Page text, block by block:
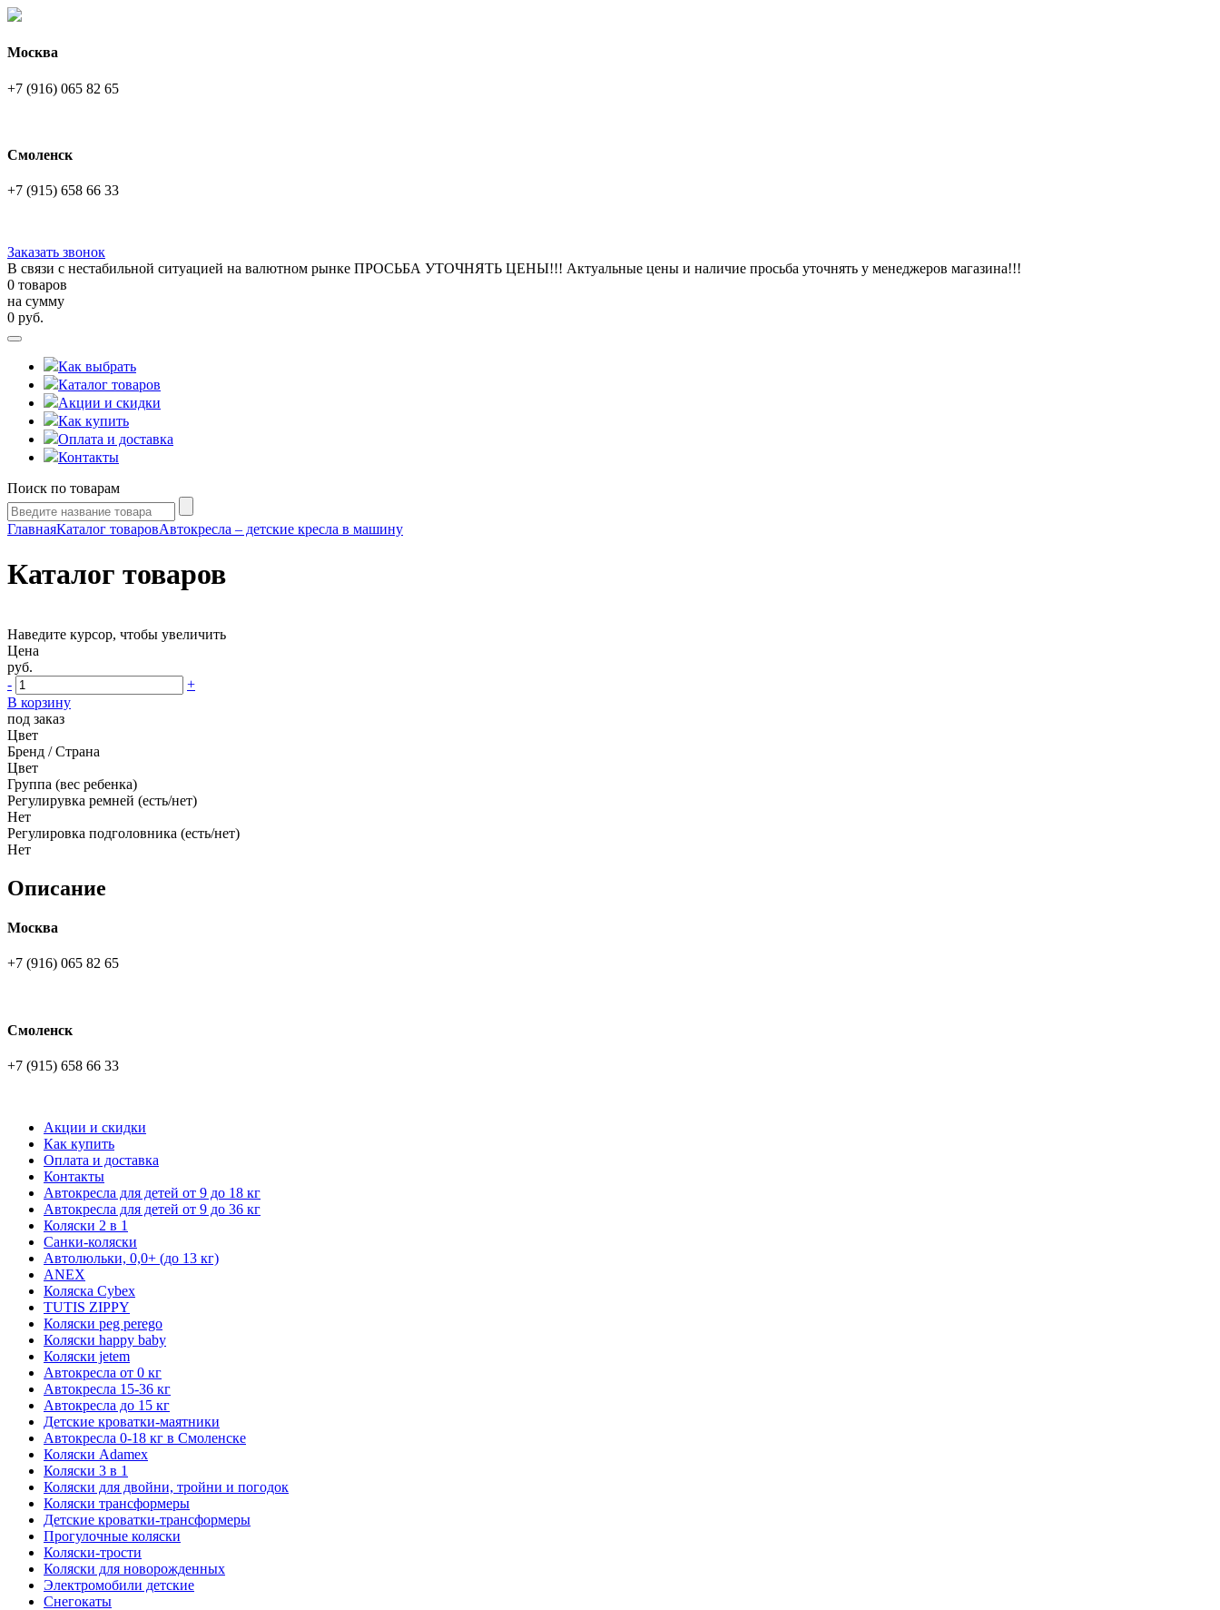
Москва
+7 (916) 065 82 65
Смоленск
+7 (915) 658 66 33
Заказать звонок
В связи с нестабильной ситуацией на валютном рынке ПРОСЬБА УТОЧНЯТЬ ЦЕНЫ!!! Актуальные цены и наличие просьба уточнять у менеджеров магазина!!!
0 товаров
на сумму
0 руб.
Как выбрать
Каталог товаров
Акции и скидки
Как купить
Оплата и доставка
Контакты
Поиск по товарам
ГлавнаяКаталог товаровАвтокресла – детские кресла в машину
Каталог товаров
Наведите курсор, чтобы увеличить
Цена
руб.
-
+
В корзину
под заказ
Цвет
Бренд / Страна
Цвет
Группа (вес ребенка)
Регулирувка ремней (есть/нет)
Нет
Регулировка подголовника (есть/нет)
Нет
Описание
Москва
+7 (916) 065 82 65
Смоленск
+7 (915) 658 66 33
Акции и скидки
Как купить
Оплата и доставка
Контакты
Автокресла для детей от 9 до 18 кг
Автокресла для детей от 9 до 36 кг
Коляски 2 в 1
Санки-коляски
Автолюльки, 0,0+ (до 13 кг)
ANEX
Коляска Cybex
TUTIS ZIPPY
Коляски peg perego
Коляски happy baby
Коляски jetem
Автокресла от 0 кг
Автокресла 15-36 кг
Автокресла до 15 кг
Детские кроватки-маятники
Автокресла 0-18 кг в Смоленске
Коляски Adamex
Коляски 3 в 1
Коляски для двойни, тройни и погодок
Коляски трансформеры
Детские кроватки-трансформеры
Прогулочные коляски
Коляски-трости
Коляски для новорожденных
Электромобили детские
Снегокаты